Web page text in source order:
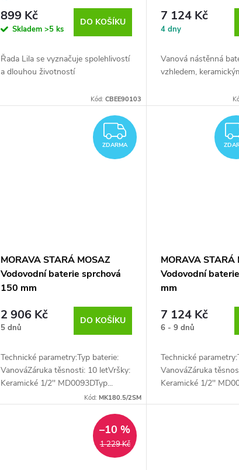
spolehlivostí a dlouhou životností
899 Kč
Skladem >5 ks
DO KOŠÍKU
Řada Lila se vyznačuje spolehlivostí
a dlouhou životností
Kód:CBEE90103
7 124 Kč
4 dny
Vanová nástěnná
vzhledem,
ZDARMA
ZDARMA
MORAVA STARÁ MOSAZ
Vodovodní baterie sprchová
150 mm
2 906 Kč
5 dnů
DO KOŠÍKU
Technické parametry:Typ baterie:
VanováZáruka těsnosti: 10 letVršky:
Keramické 1/2'' MD0093DTyp...
Kód: MK180.5/2SM
MORAVA STARÁ
Vodovodní
mm
7 124 Kč
6 - 9 dnů
Technické
VanováZáruka
Keramické 1/2''
1 229 Kč
–10 %